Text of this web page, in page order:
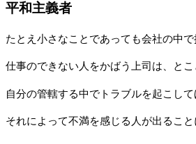
平和主義者
たとえ小さなことであっても会社の中
仕事のできない人をかばう上司は、とこ
自分の管轄する中でトラブルを起こし
それによって不満を感じる人が出るこ